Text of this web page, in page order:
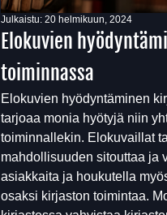
Julkaistu: 20 helmikuun, 2024
Elokuvien
toiminnassa
Elokuvien hyödyntäminen
tarjoaa monia hyötyjä niin
toiminnallekin. Elokuvaillat
mahdollisuuden sitouttaa ja
asiakkaita ja houkutella
osaksi kirjaston toimintaa.